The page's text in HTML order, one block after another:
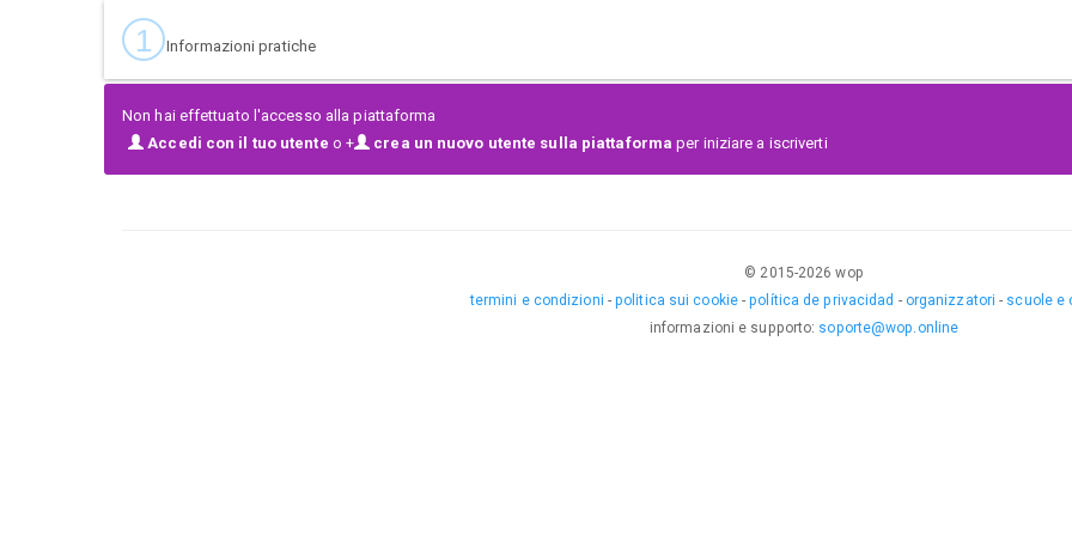
1 Informazioni pratiche
Non hai effettuato l'accesso alla piattaforma
Accedi con il tuo utente o + crea un nuovo utente sulla piattaforma per iniziare a iscriverti
© 2015-2026 wop
termini e condizioni -politica sui cookie-política de privacidad - organizzatori - scuole e
informazioni e supporto: soporte@wop.online